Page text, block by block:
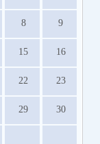
8 9
15 16
22 23
29 30